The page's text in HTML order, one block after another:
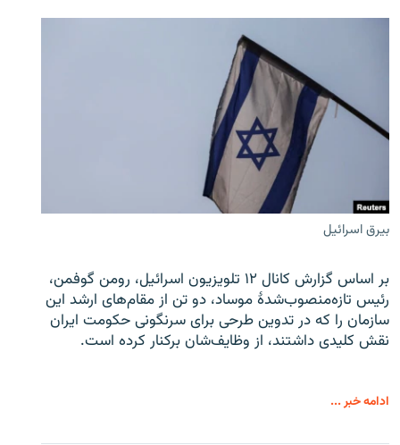
بیرق اسرائیل
بر اساس گزارش کانال ۱۲ تلویزیون اسرائیل، رومن گوفمن،
رئیس تازه‌منصوب‌شدۀ موساد، دو تن از مقام‌های ارشد این
سازمان را که در تدوین طرحی برای سرنگونی حکومت ایران
نقش کلیدی داشتند، از وظایف‌شان برکنار کرده است.
ادامه خبر ...